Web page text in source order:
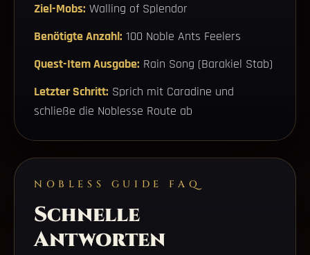
Ziel-Mobs: Walling of Splendor
Benötigte Anzahl: 100 Noble Ants Feelers
Quest-Item Ausgabe: Rain Song (Barakiel Stab)
Letzter Schritt: Sprich mit Caradine und
schließe die Noblesse Route ab
NOBLESS GUIDE FAQ
Schnelle
Antworten